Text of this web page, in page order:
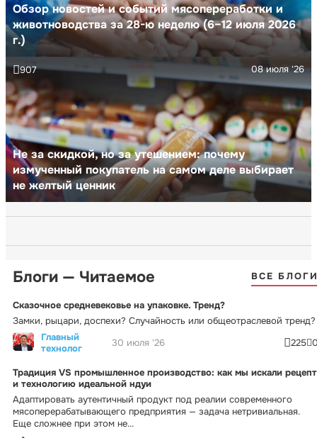
Обзор новостей и событий мясопереработки и
животноводства за 28-ю неделю (6–12 июля 2026
г.)
Не за скидкой, но за утешением: почему
измученный покупатель на самом деле выбирает
не желтый ценник
08 июля '26
907
Блоги — Читаемое ВСЕ
Сказочное средневековье на упаковке. Тренд?
Замки, рыцари, доспехи? Случайность или общеотраслевой тренд?
Главный
технолог
30 июля '26 225
Традиция VS промышленное производство: как мы искали рецепт
и технологию идеальной ндуи
Адаптировать аутентичный продукт под реалии современного
мясоперерабатывающего предприятия — задача нетривиальная.
Еще сложнее при этом не...